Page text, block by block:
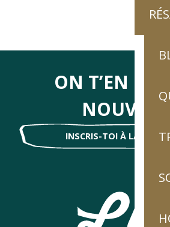
ON T’EN
INSCRIS-TOI À LA